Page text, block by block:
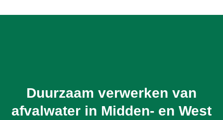
Duurzaam verwerken van
afvalwater in Midden- en West